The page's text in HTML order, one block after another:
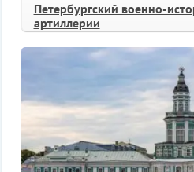
Петербургский военно-
артиллерии